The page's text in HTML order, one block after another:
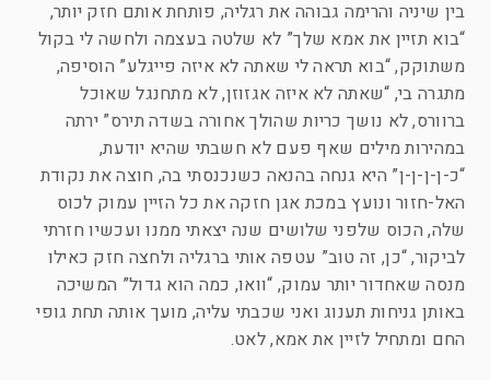
בין שיניה והרימה גבוהה את רגליה, פותחת אותם חזק יותר,
“בוא תזיין את אמא שלך” לא שלטה בעצמה ולחשה לי בקול
משתוקק, “בוא תראה לי שאתה לא איזה פייגלע” הוסיפה,
מתגרה בי, “שאתה לא איזה אגזוזן, לא מתחנגל שאוכל
ברוורס, לא נושך כריות שהולך אחורה בשדה תירס” ירתה
במהירות מילים שאף פעם לא חשבתי שהיא יודעת,
“כ-ן-ן-ן-ן” היא גנחה בהנאה כשנכנסתי בה, חוצה את נקודת
האל-חזור ונועץ במכת אגן חזקה את כל הזיין עמוק לכוס
שלה, הכוס שלפני שלושים שנה יצאתי ממנו ועכשיו חזרתי
לביקור, “כן, זה טוב” עטפה אותי ברגליה ולחצה חזק כאילו
מנסה שאחדור יותר עמוק, “וואו, כמה הוא גדול” המשיכה
באותן גניחות תענוג ואני שכבתי עליה, מועך אותה תחת גופי
החם ומתחיל לזיין את אמא, לאט.